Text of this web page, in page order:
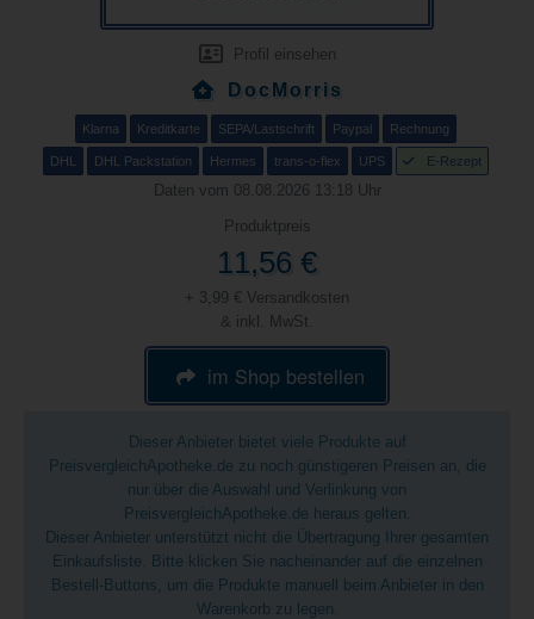
Profil einsehen
DocMorris
Klarna Kreditkarte SEPA/Lastschrift Paypal Rechnung
DHL DHL Packstation Hermes trans-o-flex UPS E-Rezept
Daten vom 08.08.2026 13:18 Uhr
Produktpreis
11,56 €
+ 3,99 € Versandkosten
& inkl. MwSt.
im Shop bestellen
Dieser Anbieter bietet viele Produkte auf
PreisvergleichApotheke.de zu noch günstigeren Preisen an, die
nur über die Auswahl und Verlinkung von
PreisvergleichApotheke.de heraus gelten.
Dieser Anbieter unterstützt nicht die Übertragung Ihrer gesamten
Einkaufsliste. Bitte klicken Sie nacheinander auf die einzelnen
Bestell-Buttons, um die Produkte manuell beim Anbieter in den
Warenkorb zu legen.